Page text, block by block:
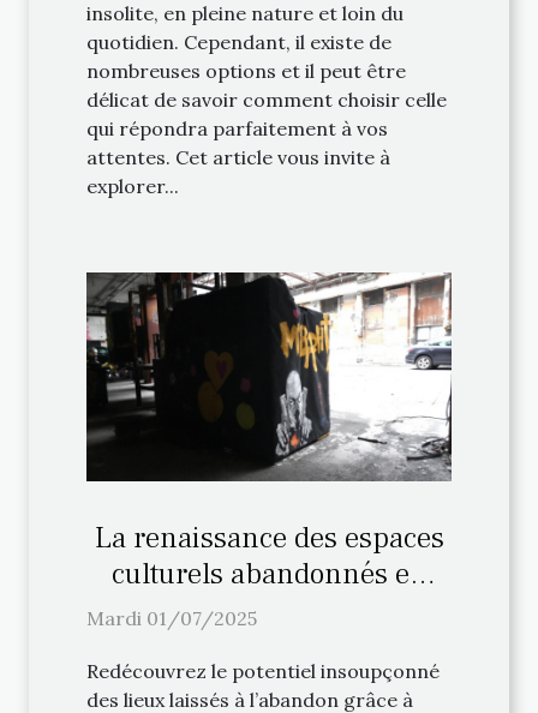
insolite, en pleine nature et loin du
quotidien. Cependant, il existe de
nombreuses options et il peut être
délicat de savoir comment choisir celle
qui répondra parfaitement à vos
attentes. Cet article vous invite à
explorer...
La renaissance des espaces
culturels abandonnés en
centres d'art
Mardi 01/07/2025
Redécouvrez le potentiel insoupçonné
des lieux laissés à l’abandon grâce à